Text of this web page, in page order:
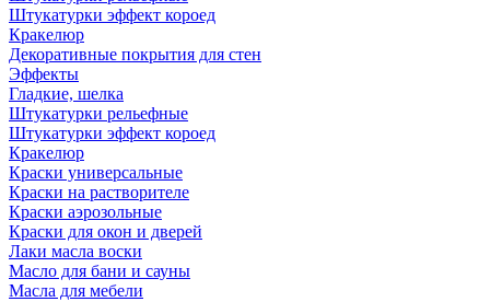
Штукатурки эффект короед
Кракелюр
Декоративные покрытия для стен
Эффекты
Гладкие, шелка
Штукатурки рельефные
Штукатурки эффект короед
Кракелюр
Краски универсальные
Краски на растворителе
Краски аэрозольные
Краски для окон и дверей
Лаки масла воски
Масло для бани и сауны
Масла для мебели